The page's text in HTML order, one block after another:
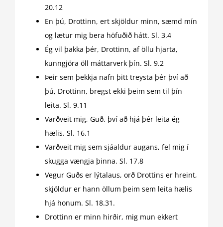
20.12
En þú, Drottinn, ert skjöldur minn, sæmd mín
og lætur mig bera höfuðið hátt. Sl. 3.4
Ég vil þakka þér, Drottinn, af öllu hjarta,
kunngjöra öll máttarverk þín. Sl. 9.2
Þeir sem þekkja nafn þitt treysta þér því að
þú, Drottinn, bregst ekki þeim sem til þín
leita. Sl. 9.11
Varðveit mig, Guð, því að hjá þér leita ég
hælis. Sl. 16.1
Varðveit mig sem sjáaldur augans, fel mig í
skugga vængja þinna. Sl. 17.8
Vegur Guðs er lýtalaus, orð Drottins er hreint,
skjöldur er hann öllum þeim sem leita hælis
hjá honum. Sl. 18.31.
Drottinn er minn hirðir, mig mun ekkert